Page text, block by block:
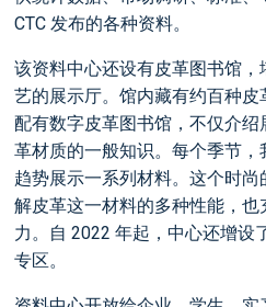
CTC 发布的各种资料。
该资料中心还设有皮革图书馆
艺的展示厅。馆内藏有约百种
配有数字皮革图书馆，不仅介
革材质的一般知识。每个季节
趋势展示一系列材料。这个时
解皮革这一材料的多种性能，
力。自 2022 年起，中心还增设
专区。